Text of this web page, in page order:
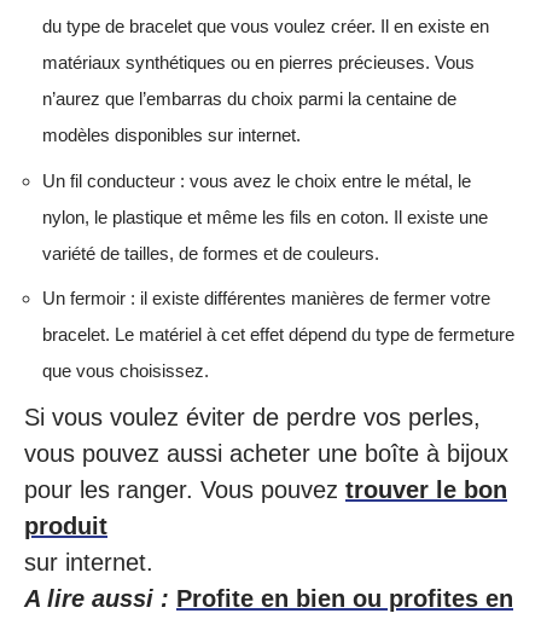
du type de bracelet que vous voulez créer. Il en existe en
matériaux synthétiques ou en pierres précieuses. Vous
n’aurez que l’embarras du choix parmi la centaine de
modèles disponibles sur internet.
Un fil conducteur : vous avez le choix entre le métal, le
nylon, le plastique et même les fils en coton. Il existe une
variété de tailles, de formes et de couleurs.
Un fermoir : il existe différentes manières de fermer votre
bracelet. Le matériel à cet effet dépend du type de fermeture
que vous choisissez.
Si vous voulez éviter de perdre vos perles,
vous pouvez aussi acheter une boîte à bijoux
pour les ranger. Vous pouvez trouver le bon
produit
sur internet.
A lire aussi : Profite en bien ou profites en